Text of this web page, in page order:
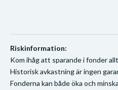
Riskinformation:
Kom ihåg att sparande i fonder
Historisk avkastning är ingen
Fonderna kan både öka och